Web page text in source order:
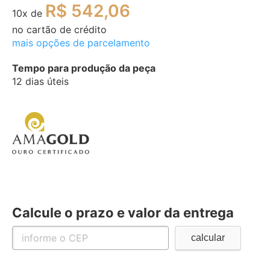
10x de R$ 542,06
no cartão de crédito
mais opções de parcelamento
Tempo para produção da peça
12 dias úteis
Calcule o prazo e valor da entrega